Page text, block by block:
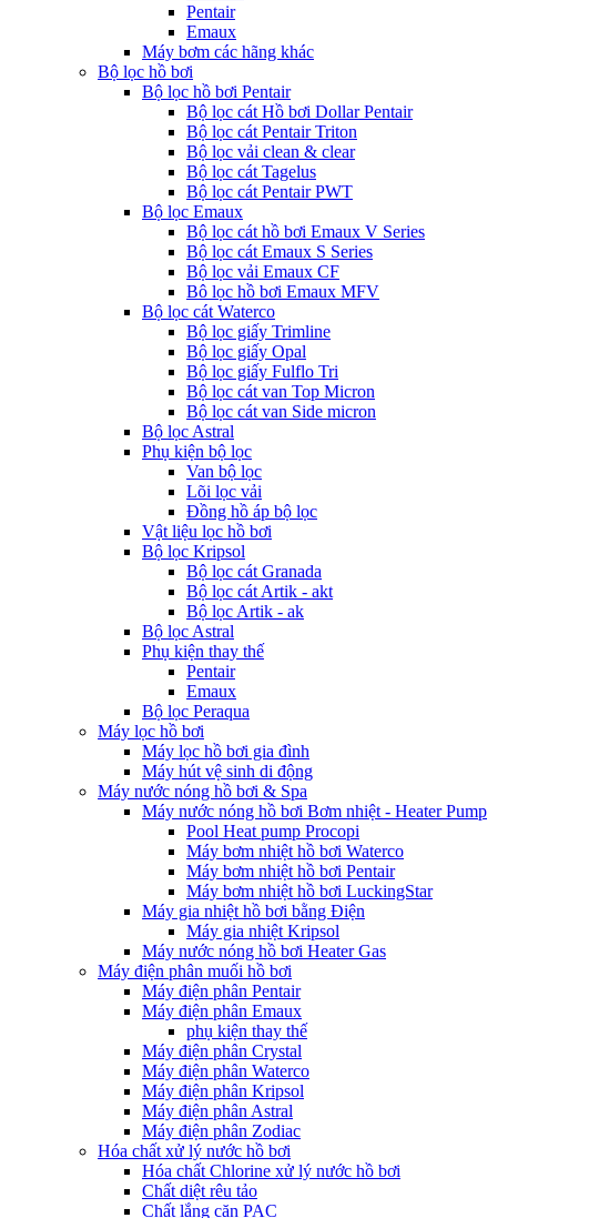
Pentair
Emaux
Máy bơm các hãng khác
Bộ lọc hồ bơi
Bộ lọc hồ bơi Pentair
Bộ lọc cát Hồ bơi Dollar Pentair
Bộ lọc cát Pentair Triton
Bộ lọc vải clean & clear
Bộ lọc cát Tagelus
Bộ lọc cát Pentair PWT
Bộ lọc Emaux
Bộ lọc cát hồ bơi Emaux V Series
Bộ lọc cát Emaux S Series
Bộ lọc vải Emaux CF
Bô lọc hồ bơi Emaux MFV
Bộ lọc cát Waterco
Bộ lọc giấy Trimline
Bộ lọc giấy Opal
Bộ lọc giấy Fulflo Tri
Bộ lọc cát van Top Micron
Bộ lọc cát van Side micron
Bộ lọc Astral
Phụ kiện bộ lọc
Van bộ lọc
Lõi lọc vải
Đồng hồ áp bộ lọc
Vật liệu lọc hồ bơi
Bộ lọc Kripsol
Bộ lọc cát Granada
Bộ lọc cát Artik - akt
Bộ lọc Artik - ak
Bộ lọc Astral
Phụ kiện thay thế
Pentair
Emaux
Bộ lọc Peraqua
Máy lọc hồ bơi
Máy lọc hồ bơi gia đình
Máy hút vệ sinh di động
Máy nước nóng hồ bơi & Spa
Máy nước nóng hồ bơi Bơm nhiệt - Heater Pump
Pool Heat pump Procopi
Máy bơm nhiệt hồ bơi Waterco
Máy bơm nhiệt hồ bơi Pentair
Máy bơm nhiệt hồ bơi LuckingStar
Máy gia nhiệt hồ bơi bằng Điện
Máy gia nhiệt Kripsol
Máy nước nóng hồ bơi Heater Gas
Máy điện phân muối hồ bơi
Máy điện phân Pentair
Máy điện phân Emaux
phụ kiện thay thế
Máy điện phân Crystal
Máy điện phân Waterco
Máy điện phân Kripsol
Máy điện phân Astral
Máy điện phân Zodiac
Hóa chất xử lý nước hồ bơi
Hóa chất Chlorine xử lý nước hồ bơi
Chất diệt rêu tảo
Chất lắng cặn PAC